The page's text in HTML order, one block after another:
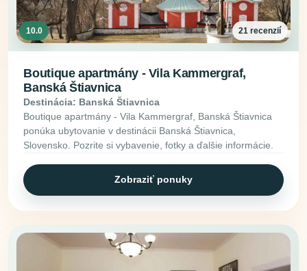
10.0 21 recenzií
Boutique apartmány - Vila Kammergraf,
Banská Štiavnica
Destinácia: Banská Štiavnica
Boutique apartmány - Vila Kammergraf, Banská Štiavnica
ponúka ubytovanie v destinácii Banská Štiavnica,
Slovensko. Pozrite si vybavenie, fotky a ďalšie informácie.
Zobraziť ponuky